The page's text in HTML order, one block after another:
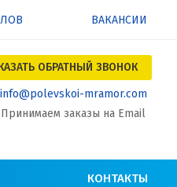
ВАКАНСИИ
ОБРАТНЫЙ ЗВОНОК
info@polevskoi-mramor.com
Принимаем заказы на Email
КОНТАКТЫ